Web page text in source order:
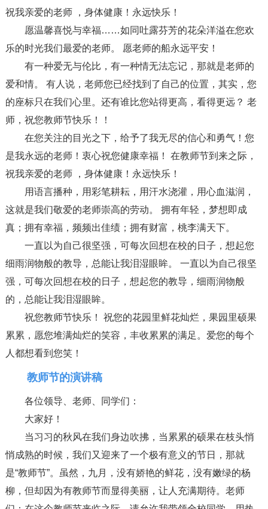
祝我亲爱的老师 ，身体健康！永远快乐！
愿温馨喜悦与幸福……如同吐露芬芳的花朵洋溢在您欢
乐的时光我们最爱的老师。 愿老师的船永远平安！
有一种爱无与伦比，有一种情无法忘记，那就是老师的
爱和情。 有人说，老师您已经找到了自己的位置，其实，您
的座标只在我们心里。还有谁比您站得更高，看得更远？ 老
师，祝您教师节快乐！！
在您关注的目光之下，给予了我无尽的信心和勇气！您
是我永远的老师！衷心祝您健康幸福！ 在教师节到来之际，
祝我亲爱的老师 ，身体健康！永远快乐！
用语言播种，用彩笔耕耘，用汗水浇灌，用心血滋润，
这就是我们敬爱的老师崇高的劳动。 拥有年轻，梦想即成
真；拥有幸福，频频出佳绩；拥有财富，桃李满天下。
一直以为自己很坚强，可每次回想在校的日子，想起您
细雨润物般的教导，总能让我泪湿眼眸。 一直以为自己很坚
强，可每次回想在校的日子，想起您的教导，细雨润物般
的，总能让我泪湿眼眸。
祝您教师节快乐！ 祝您的花园里鲜花灿烂，果园里硕果
累累，愿您堆满灿烂的笑容，丰收累累的满足。爱您的每个
人都想看到您笑！
教师节的演讲稿
各位领导、老师、同学们：
大家好！
当习习的秋风在我们身边吹拂，当累累的硕果在枝头悄
悄成熟的时候，我们又迎来了一个极有意义的节日，那就
是“教师节”。虽然，九月，没有娇艳的鲜花，没有嫩绿的杨
柳，但却因为有教师节而显得美丽，让人充满期待。老师